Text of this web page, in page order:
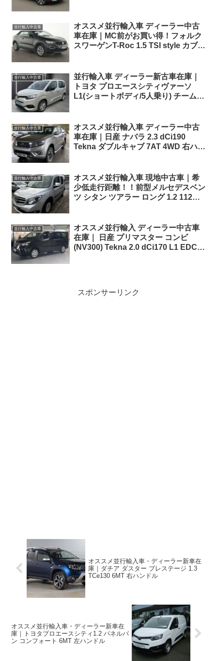
並行輸入中古車
オススメ並行輸入車 ディーラー中古
車在庫｜MC前がお買い得！フォルク
スワーゲンT-Roc 1.5 TSI style カブリ
並行輸入中古車
並行輸入車 ディーラー新古車在庫｜
トヨタ プロエースシティヴァーソ
L1(ショートボディ/5人乗り) チームド
並行輸入中古車
オススメ並行輸入車 ディーラー中古
車在庫｜日産 ナバラ 2.3 dCi190
Tekna ダブルキャブ 7AT 4WD 右ハン
並行輸入中古車
オススメ並行輸入車 現地中古車｜希
少低走行距離！！前型メルセデスベン
ツ シタン ツアラー ロング 1.2 112
並行輸入中古車
オススメ並行輸入 ディーラー中古車
在庫｜ 日産 プリマスター コンビ
(NV300) Tekna 2.0 dCi170 L1 EDC (8
スポンサーリンク
オススメ並行輸入車・ディーラー新車在
庫｜ダチア ダスター プレステージ 1.3
TCe130 6MT 右ハンドル
オススメ並行輸入車・ディーラー新車在
庫｜トヨタプロエースシティ1.2 パネルバ
ン コンフォート 6MT 左ハンドル